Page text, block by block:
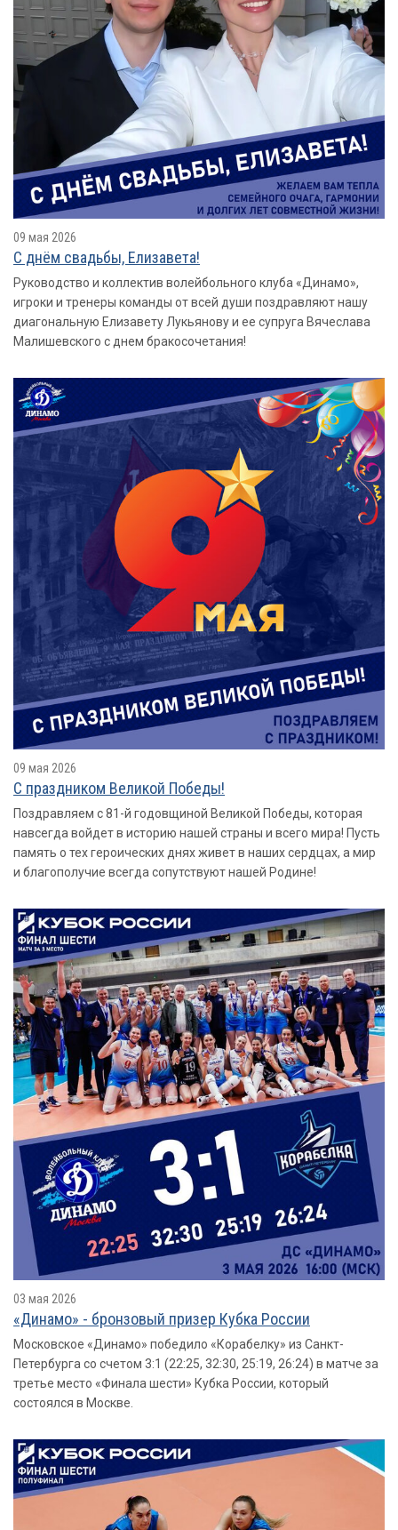
09 мая 2026
С днём свадьбы, Елизавета!
Руководство и коллектив волейбольного клуба «Динамо»,
игроки и тренеры команды от всей души поздравляют нашу
диагональную Елизавету Лукьянову и ее супруга Вячеслава
Малишевского с днем бракосочетания!
09 мая 2026
С праздником Великой Победы!
Поздравляем с 81-й годовщиной Великой Победы, которая
навсегда войдет в историю нашей страны и всего мира! Пусть
память о тех героических днях живет в наших сердцах, а мир
и благополучие всегда сопутствуют нашей Родине!
03 мая 2026
«Динамо» - бронзовый призер Кубка России
Московское «Динамо» победило «Корабелку» из Санкт-
Петербурга со счетом 3:1 (22:25, 32:30, 25:19, 26:24) в матче за
третье место «Финала шести» Кубка России, который
состоялся в Москве.